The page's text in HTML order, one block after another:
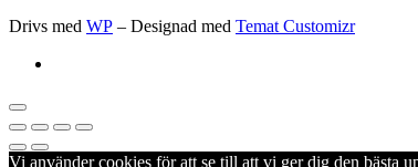
Drivs med WP – Designad med Temat Customizr
Vi använder cookies för att se till att vi ger dig den bästa